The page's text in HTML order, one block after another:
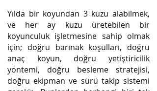
Yılda bir koyundan 3 kuzu alabilmek,
ve her ay kuzu üretebilen bir
koyunculuk işletmesine sahip olmak
için; doğru barınak koşulları, doğru
anaç koyun, doğru yetiştiricilik
yöntemi, doğru besleme stratejisi,
doğru ekipman ve sürü takip sistemi